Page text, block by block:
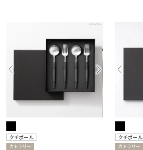
クチポール
カトラリー
クチポール
カトラリー